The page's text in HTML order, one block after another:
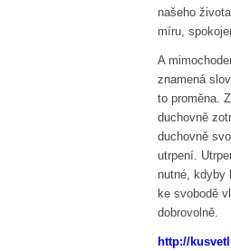
našeho
míru,
A
znamená
to proměna.
duchovně
duchovně
utrpení.
nutné, kdyby
ke svobodě
dobrovolně.
http://